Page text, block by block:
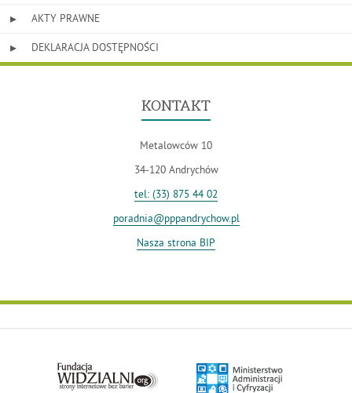
AKTY PRAWNE
DEKLARACJA DOSTĘPNOŚCI
KONTAKT
Metalowców 10
34-120 Andrychów
tel: (33) 875 44 02
poradnia@pppandrychow.pl
Nasza strona BIP